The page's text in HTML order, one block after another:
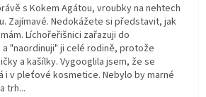
s Kokem Agátou, vroubky na nehtech
Zajímavé. Nedokážete si představit, jak
Líchořeřišnici zařazuji do
"naordinuji" ji celé rodině, protože
a kašílky. Vygooglila jsem, že se
i v pleťové kosmetice. Nebylo by marné
trh...